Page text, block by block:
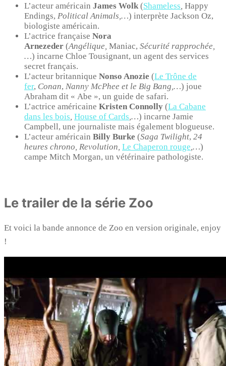
L’acteur américain James Wolk (Shameless Happy
Endings, Political Animals,…) interprète Jackson Oz,
biologiste américain.
L’actrice française Nora
Arnezeder (Angélique, Maniac, Sécurité rapprochée,
…) incarne Chloe Tousignant, un agent des services
secret français.
L’acteur britannique Nonso Anozie (Le Trône de
fer, Conan, Nanny McPhee et le Big Bang,…) joue
Abraham dit « Abe », un guide de safari.
L’actrice américaine Kristen Connolly (La Cabane
dans les bois House of Cards ,…) incarne Jamie
Campbell, une journaliste mais également blogueuse.
L’acteur américain Billy Burke (Saga Twilight, 24
heures chrono, Revolution, Le Chaperon rouge ,…)
campe Mitch Morgan, un vétérinaire pathologiste.
Le trailer de la série Zoo
Et voici la bande annonce de Zoo en version originale, enjoy
!